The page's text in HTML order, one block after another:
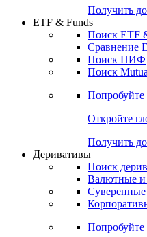
Попробуйте
Откройте
Получить
ETF & Funds
Сравнение
Поиск
Попробуйте
Откройте
Получить
Деривативы
Валютные и